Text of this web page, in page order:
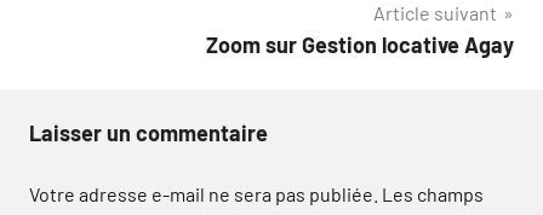
Article suivant
Zoom sur Gestion locative Agay
Laisser un commentaire
Votre adresse e-mail ne sera pas publiée. Les champs